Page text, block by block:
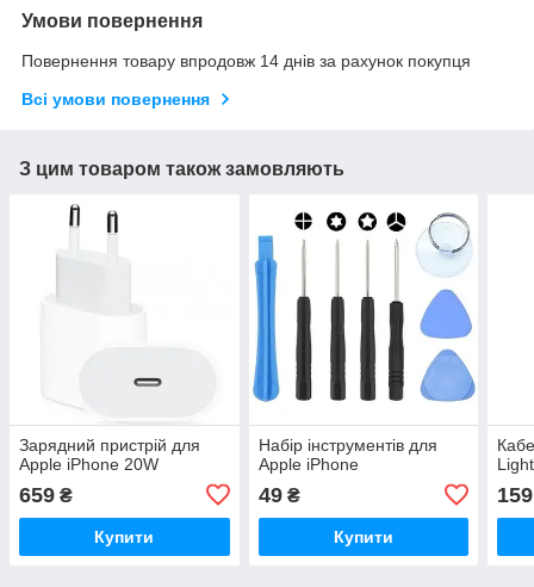
Умови повернення
Повернення товару впродовж 14 днів за рахунок покупця
Всі умови повернення
З цим товаром також замовляють
Зарядний пристрій для
Apple iPhone 20W
659 ₴
Купити
Набір інструментів для
Apple iPhone
49₴
Купити
159